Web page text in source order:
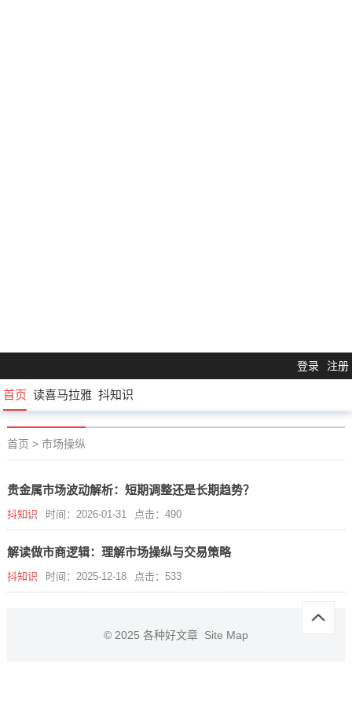
登录 注册
首页 读喜马拉雅 抖知识
首页 > 市场操纵
贵金属市场波动解析：短期调整还是长期趋势？
抖知识 时间：2026-01-31 点击：490
解读做市商逻辑：理解市场操纵与交易策略
抖知识 时间：2025-12-18 点击：533
© 2025 各种好文章 Site Map